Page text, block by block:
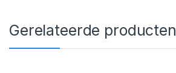
Gerelateerde producten